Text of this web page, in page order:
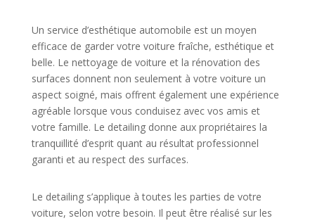
Un service d’esthétique automobile est un moyen
efficace de garder votre voiture fraîche, esthétique et
belle. Le nettoyage de voiture et la rénovation des
surfaces donnent non seulement à votre voiture un
aspect soigné, mais offrent également une expérience
agréable lorsque vous conduisez avec vos amis et
votre famille. Le detailing donne aux propriétaires la
tranquillité d’esprit quant au résultat professionnel
garanti et au respect des surfaces.
Le detailing s’applique à toutes les parties de votre
voiture, selon votre besoin. Il peut être réalisé sur les